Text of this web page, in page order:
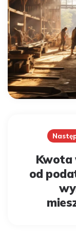
Kwota
od